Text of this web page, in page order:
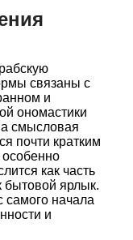
связаны с
и
ономастики
а смысловая
почти кратким
как часть
бытовой ярлык.
самого начала
и